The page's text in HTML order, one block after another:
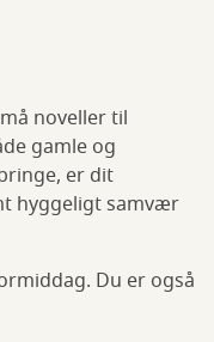
noveller til
gamle og
er dit
hyggeligt samvær
Du er også